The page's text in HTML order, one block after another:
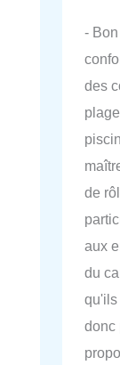
-
des
de
aux
du
qu'ils
donc